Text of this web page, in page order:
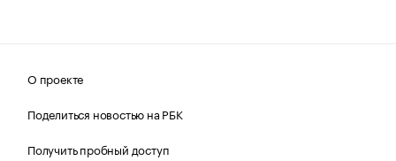
О проекте
Поделиться новостью на РБК
Получить пробный доступ